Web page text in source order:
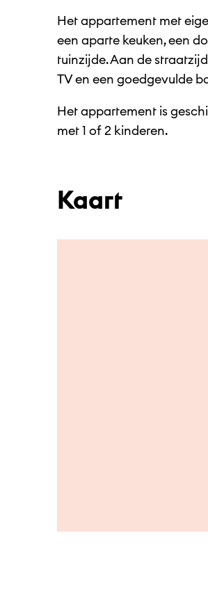
Het appartement met
een aparte keuken, een
tuinzijde. Aan de
TV en een goedgevulde
Het appartement is
met 1 of 2 kinderen.
Kaart